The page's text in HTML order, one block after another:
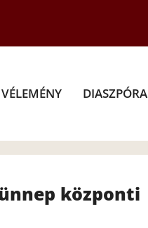
VÉLEMÉNY DIASZPÓRA
központi